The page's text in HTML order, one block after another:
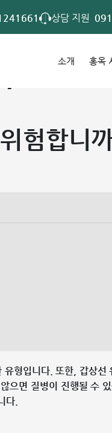
상담 지원
소개 홍옥
험합니
형입니다. 또한, 갑상
으면 질병이 진행될 수
다.